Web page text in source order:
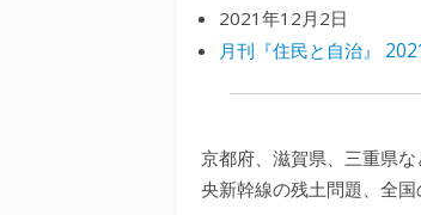
2021年12月2日
月刊『住民と自治』
京都府、滋賀県、三重県
央新幹線の残土問題、全